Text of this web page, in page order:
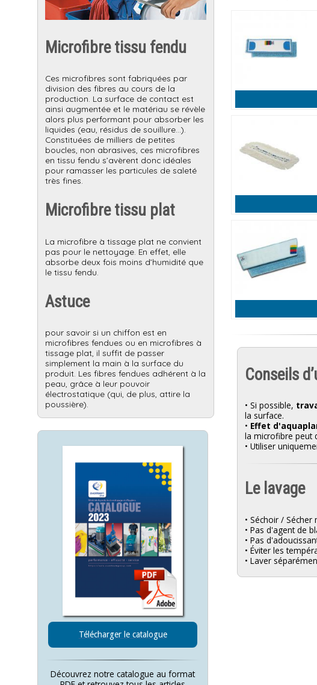
Microfibre tissu fendu
Ces microfibres sont fabriquées par
division des fibres au cours de la
production. La surface de contact est
ainsi augmentée et le matériau se révèle
alors plus performant pour absorber les
liquides (eau, résidus de souillure…).
Constituées de milliers de petites
boucles, non abrasives, ces microfibres
en tissu fendu s’avèrent donc idéales
pour ramasser les particules de saleté
très fines.
Microfibre tissu plat
La microfibre à tissage plat ne convient
pas pour le nettoyage. En effet, elle
absorbe deux fois moins d’humidité que
le tissu fendu.
Astuce
pour savoir si un chiffon est en
microfibres fendues ou en microfibres à
tissage plat, il suffit de passer
simplement la main à la surface du
produit. Les fibres fendues adhérent à la
peau, grâce à leur pouvoir
électrostatique (qui, de plus, attire la
poussière).
Télécharger le catalogue
Découvrez notre catalogue au format
Conseils
• Si possible,
la surface.
• Effet
la microfibre peut
• Utiliser
Le lavage
• Séchoir /
• Pas d'agent de
• Pas
• Éviter les
• Laver